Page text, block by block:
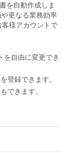
を自動作成しま
更なる業務効率
様アカウントで
を自由に変更でき
登録できます。
できます。